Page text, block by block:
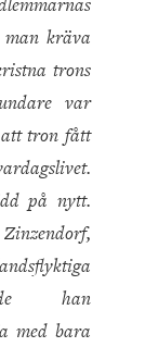
kräva
trons
var
att tron fått
på nytt.
han
med bara